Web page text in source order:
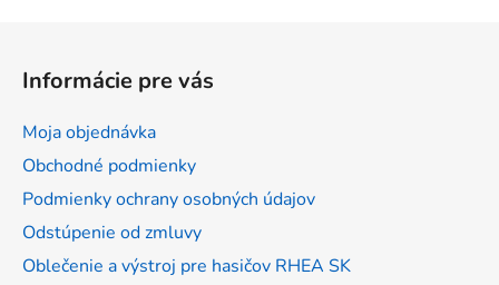
Informácie pre vás
Moja objednávka
Obchodné podmienky
Podmienky ochrany osobných údajov
Odstúpenie od zmluvy
Oblečenie a výstroj pre hasičov RHEA SK